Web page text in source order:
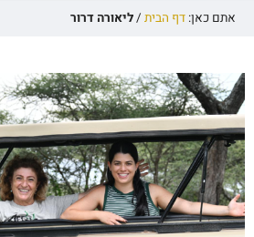
אתם כאן: דף הבית /ליאורה דרור